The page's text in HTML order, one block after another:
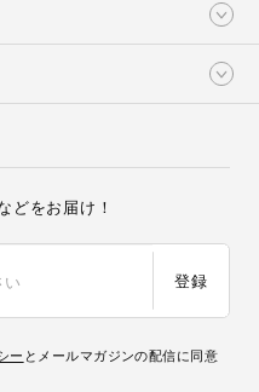
どをお届け！
登録
ー とメールマガジンの配信に同意